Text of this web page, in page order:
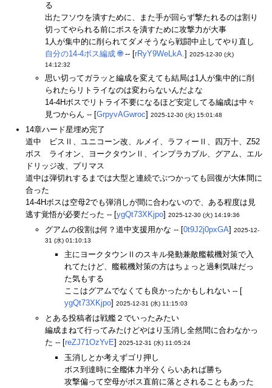
る
出たフソウを潰すために、また手が回らず撃たれるのは割り
切ってやられる前にボスを潰すために攻撃力が大事
1人が集中的に削られてダメそうなら戦闘中止してやり直し
自分の14-4ボス編成 🌐-- [rRyY9WeLkA.] 2025-12-30 (火)
14:12:32
思い切ってガラッと編成を変えても結局は1人が集中的に削
られたらリトライなのは変わらないんだよな
14-4Hボスでリトライ不要になるほど安定してる編成は中々
見つからん -- [GrpyvAGwroc] 2025-12-30 (火) 15:01:48
14章ハード星埋め完了
道中 ビスⅡ、ユニコーン改、ルメイ、ラフィーⅡ、四万十、Z52
ボス ライオン、ヨークタウンⅡ、インプラカブル、グアム、エル
ドリッジ改、プリマス
道中は弾切れするまでは大型と連続でぶつかっても回復が大体間に
合った
14-4Hボスは空母2でも弾消しが間に合わないので、ある程度は見
逃す覚悟が必要だった -- [ygQt73XKjpo] 2025-12-30 (火) 14:19:36
グアムの役割は何？道中支援用かな -- [0t9J2j0pxGA] 2025-12-
31 (水) 01:10:13
主にヨークタウンⅡのスキル発動兼敵艦載機対策で入
れてたけど、艦載機対策の方はちょっと過剰気味だっ
た気もする
ここはグアムでなくても良かったかもしれない -- [
ygQt73XKjpo] 2025-12-31 (水) 11:15:03
とある投稿者は戦艦２でいったみたい
編成まねて行ってみたけどやはり玉消し全然間に合わなかっ
た -- [reZJ71OzYvE] 2025-12-31 (水) 11:05:24
玉消しとか考えずゴリ押し
ボス到達時に全艦体力半分くらいあれば勝ち
攻撃偏って空母がボス直前に落とされることもあった